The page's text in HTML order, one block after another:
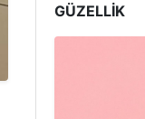
GÜZELLİK